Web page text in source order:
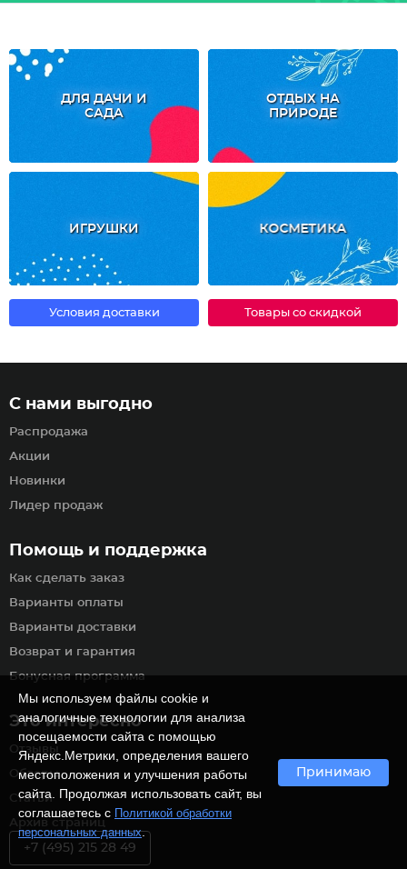
ДЛЯ ДАЧИ И
САДА
ОТДЫХ НА
ПРИРОДЕ
ИГРУШКИ КОСМЕТИКА
Условия доставки Товары со скидкой
Помощь и поддержка
Как сделать заказ
Варианты оплаты
Варианты доставки
Возврат и гарантия
Бонусная программа
С нами выгодно
Распродажа
Акции
Новинки
Лидер продаж
Это интересно
Отзывы
Обзоры
Статьи
Архив страниц
+7 (495) 215 28 49
Мы используем файлы cookie и
аналогичные технологии для анализа
посещаемости сайта с помощью
Яндекс.Метрики, определения вашего
местоположения и улучшения работы
сайта. Продолжая использовать сайт, вы
соглашаетесь с Политикой обработки
персональных данных.
Принимаю